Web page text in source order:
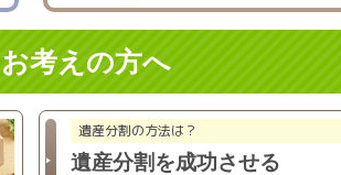
お考えの方へ
遺産分割の方法は？
遺産分割を成功させる